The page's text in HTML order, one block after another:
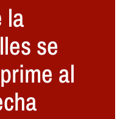
la
se
al